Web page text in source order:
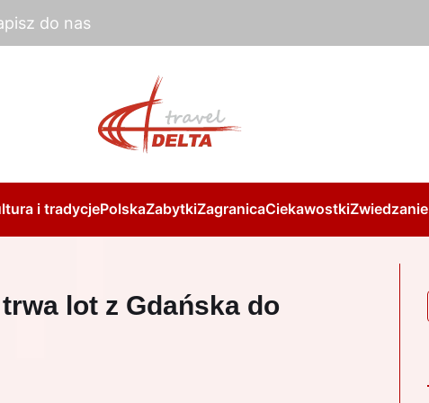
do nas
i tradycjePolskaZabytkiZagranicaCiekawostkiZwiedzanie
lot z Gdańska do